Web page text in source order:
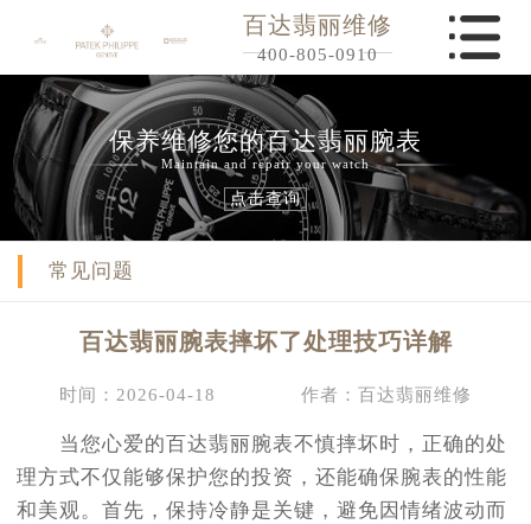
百达翡丽维修
400-805-0910
保养维修您的百达翡丽腕表
Maintain and repair your watch
点击查询
常见问题
百达翡丽腕表摔坏了处理技巧详解
时间：2026-04-18 作者：百达翡丽维修
当您心爱的百达翡丽腕表不慎摔坏时，正确的处
理方式不仅能够保护您的投资，还能确保腕表的性能
和美观。首先，保持冷静是关键，避免因情绪波动而